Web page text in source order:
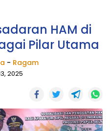
HAM di
Pilar Utama
- Ragam
2025